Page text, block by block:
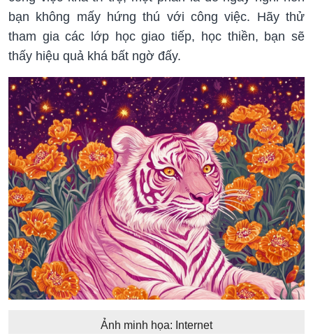
bạn không mấy hứng thú với công việc. Hãy thử
tham gia các lớp học giao tiếp, học thiền, bạn sẽ
thấy hiệu quả khá bất ngờ đấy.
Ảnh minh họa: Internet